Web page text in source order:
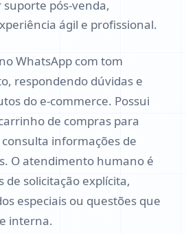
pós-venda,
ágil e profissional.
WhatsApp com tom
respondendo dúvidas e
do e-commerce. Possui
de compras para
informações de
O atendimento humano é
de solicitação explícita,
especiais ou questões que
interna.